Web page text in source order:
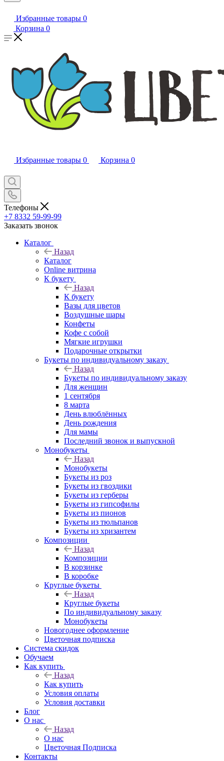
Избранные товары 0
Корзина 0
Избранные товары 0 Корзина 0
Телефоны
+7 8332 59-99-99
Заказать звонок
Каталог
Назад
Каталог
Online витрина
К букету
Назад
К букету
Вазы для цветов
Воздушные шары
Конфеты
Кофе с собой
Мягкие игрушки
Подарочные открытки
Букеты по индивидуальному заказу
Назад
Букеты по индивидуальному заказу
Для женщин
1 сентября
8 марта
День влюблённых
День рождения
Для мамы
Последний звонок и выпускной
Монобукеты
Назад
Монобукеты
Букеты из роз
Букеты из гвоздики
Букеты из герберы
Букеты из гипсофилы
Букеты из пионов
Букеты из тюльпанов
Букеты из хризантем
Композиции
Назад
Композиции
В корзинке
В коробке
Круглые букеты
Назад
Круглые букеты
По индивидуальному заказу
Монобукеты
Новогоднее оформление
Цветочная подписка
Система скидок
Обучаем
Как купить
Назад
Как купить
Условия оплаты
Условия доставки
Блог
О нас
Назад
О нас
Цветочная Подписка
Контакты